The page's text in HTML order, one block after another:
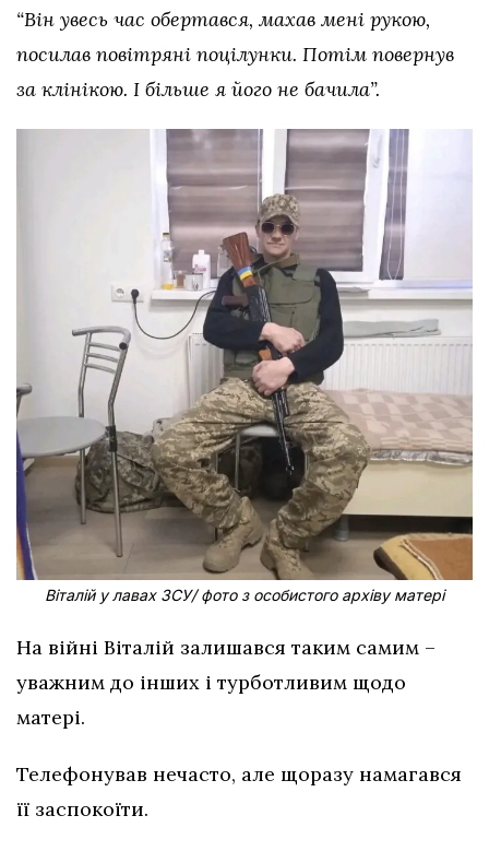
“Він увесь час обертався, махав мені рукою,
посилав повітряні поцілунки. Потім повернув
за клінікою. І більше я його не бачила”.
Віталій у лавах ЗСУ/ фото з особистого архіву матері
На війні Віталій залишався таким самим –
уважним до інших і турботливим щодо
матері.
Телефонував нечасто, але щоразу намагався
її заспокоїти.